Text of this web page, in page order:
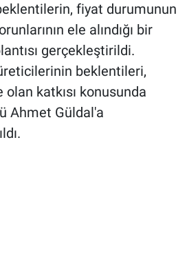
fiyat durumunun
ele alındığı bir
gerçekleştirildi.
beklentileri,
olan katkısı konusunda
Ahmet Güldal'a